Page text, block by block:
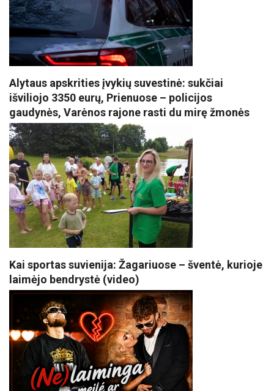
Alytaus apskrities įvykių suvestinė: sukčiai
išviliojo 3350 eurų, Prienuose – policijos
gaudynės, Varėnos rajone rasti du mirę žmonės
Kai sportas suvienija: Žagariuose – šventė, kurioje
laimėjo bendrystė (video)